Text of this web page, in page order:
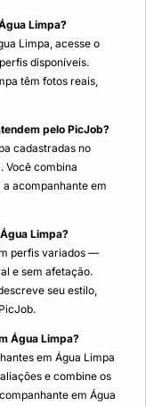
Limpa?
Limpa, acesse o
disponíveis.
têm fotos reais,
pelo PicJob?
cadastradas no
Você combina
acompanhante em
Limpa?
perfis variados —
e sem afetação.
seu estilo,
Água Limpa?
em Água Limpa
e combine os
em Água